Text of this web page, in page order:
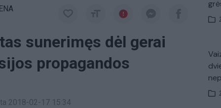
sunerimęs dėl gerai
propagandos
2018-02-17 15:34